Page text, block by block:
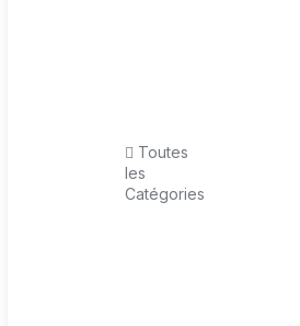
Toutes
les
Catégories